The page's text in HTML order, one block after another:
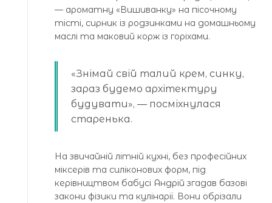
— ароматну «Вишиванку» на пісочному
тісті, сирник із родзинками на домашньому
маслі та маковий корж із горіхами.
«Знімай свій талий крем, синку,
зараз будемо архітектуру
будувати», — посміхнулася
старенька.
На звичайній літній кухні, без професійних
міксерів та силіконових форм, під
керівництвом бабусі Андрій згадав базові
закони фізики та кулінарії. Вони обрізали